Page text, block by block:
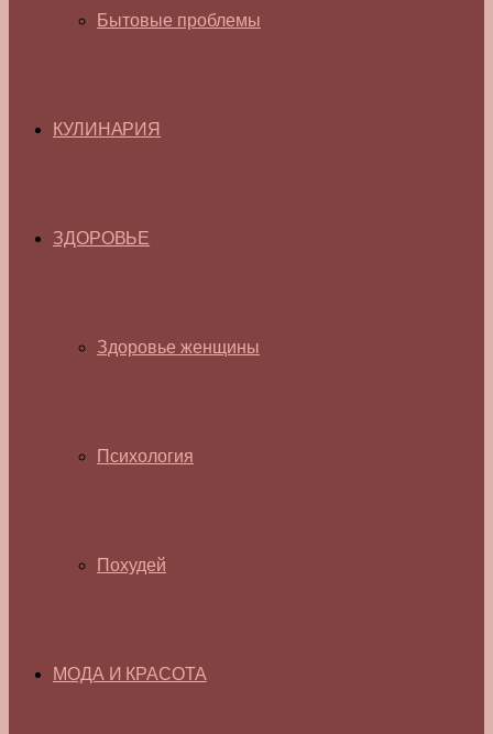
Бытовые проблемы
КУЛИНАРИЯ
ЗДОРОВЬЕ
Здоровье женщины
Психология
Похудей
МОДА И КРАСОТА